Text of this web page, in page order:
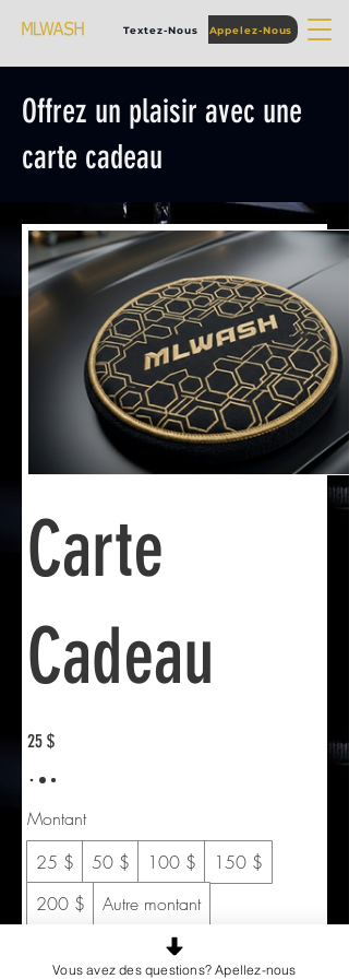
Textez-Nous Appelez-Nous
Offrez un plaisir avec une
carte cadeau
Carte
Cadeau
25 $
Montant
25 $
50 $ 100 $
150 $
200 $
Autre montant
Vous avez des questions? Apellez-nous